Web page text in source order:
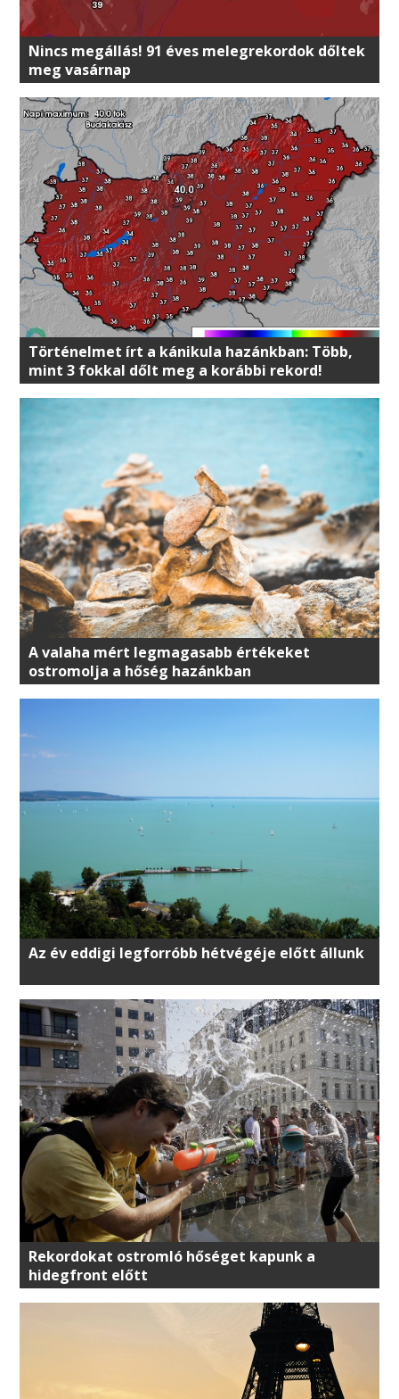
Nincs megállás! 91 éves melegrekordok dőltek
meg vasárnap
Történelmet írt a kánikula hazánkban: Több,
mint 3 fokkal dőlt meg a korábbi rekord!
A valaha mért legmagasabb értékeket
ostromolja a hőség hazánkban
Az év eddigi legforróbb hétvégéje előtt állunk
Rekordokat ostromló hőséget kapunk a
hidegfront előtt